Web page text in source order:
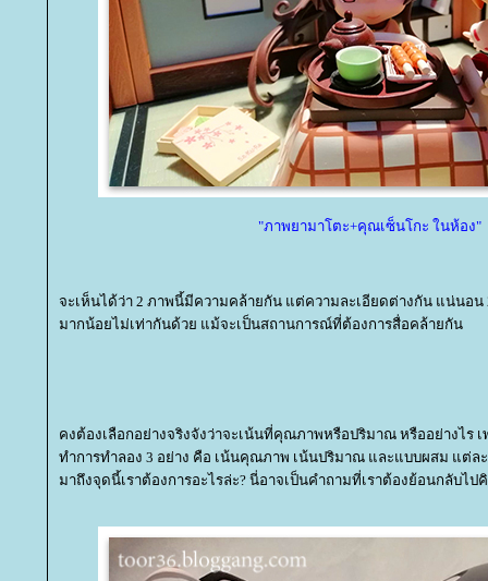
"ภาพยามาโตะ+คุณเซ็นโกะ ในห้อง"
จะเห็นได้ว่า 2 ภาพนี้มีความคล้ายกัน แต่ความละเอียดต่างกัน แน่นอน
มากน้อยไม่เท่ากันด้วย แม้จะเป็นสถานการณ์ที่ต้องการสื่อคล้ายกัน
คงต้องเลือกอย่างจริงจังว่าจะเน้นที่คุณภาพหรือปริมาณ หรืออย่างไร
ทำการทำลอง 3 อย่าง คือ เน้นคุณภาพ เน้นปริมาณ และแบบผสม แต่ล
มาถึงจุดนี้เราต้องการอะไรล่ะ? นี่อาจเป็นคำถามที่เราต้องย้อนกลับไป